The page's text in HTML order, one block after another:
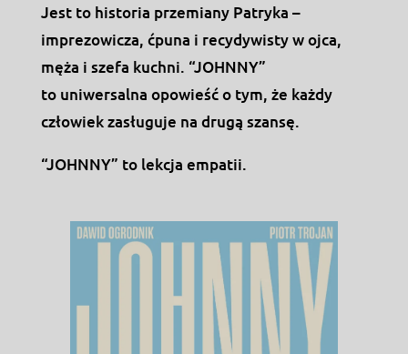
Jest to historia przemiany Patryka –
imprezowicza, ćpuna i recydywisty w ojca,
męża i szefa kuchni. “JOHNNY”
to uniwersalna opowieść o tym, że każdy
człowiek zasługuje na drugą szansę.
“JOHNNY” to lekcja empatii.